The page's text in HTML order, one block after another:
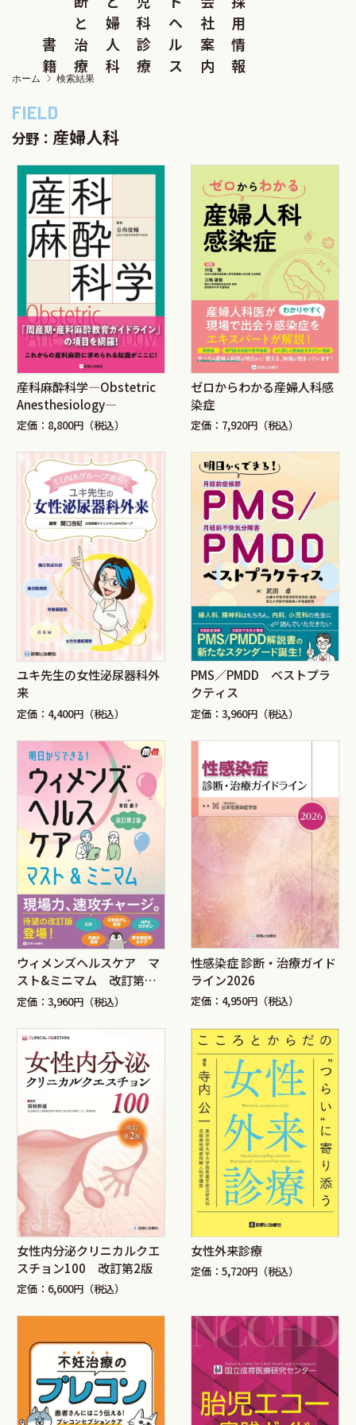
書
籍
と
治
療
婦
人
科
科
診
療
ヘ
ル
ス
社
案
内
用
情
報
ホーム 検索結果
分野： 産婦人科
産科麻酔科学―Obstetric
Anesthesiology―
定価：8,800円（税込）
ゼロからわかる産婦人科感
染症
定価：7,920円（税込）
ユキ先生の女性泌尿器科外
来
定価：4,400円（税込）
PMS／PMDD ベストプラ
クティス
定価：3,960円（税込）
ウィメンズヘルスケア マ
スト&ミニマム 改訂第２
版
定価：3,960円（税込）
性感染症 診断・治療ガイド
ライン2026
定価：4,950円（税込）
女性内分泌クリニカルクエ
スチョン100 改訂第2版
定価：6,600円（税込）
女性外来診療
定価：5,720円（税込）